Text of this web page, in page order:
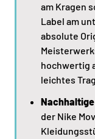
am Kragen
Label am
absolute
hochwertig
leichtes
der Nike